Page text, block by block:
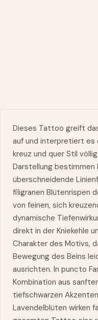
Dieses Tattoo greift
auf und interpretiert es
kreuz und quer Stil
Darstellung bestimmen
überschneidende
filigranen Blütenrispen
von feinen, sich
dynamische
direkt in der Kniekehle
Charakter des Motivs,
Bewegung des Beins
ausrichten. In puncto
Kombination aus
tiefschwarzen
Lavendelblüten wirken